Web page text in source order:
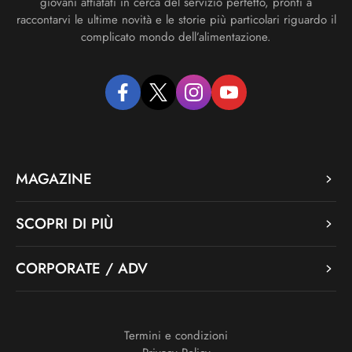
raccontarvi le ultime novità e le storie più particolari riguardo il
complicato mondo dell’alimentazione.
facebooktwitter instagramyoutube
MAGAZINE
SCOPRI DI PIÙ
CORPORATE / ADV
Termini e condizioni